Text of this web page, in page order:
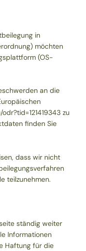
in
möchten
(OS-
an die
zu
finden Sie
dass wir nicht
teilzunehmen.
ständig weiter
Informationen
Haftung für die